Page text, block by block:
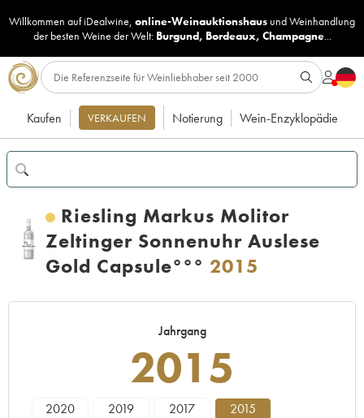
Willkommen auf iDealwine, online-Weinauktionshaus undWeinhandlung
der besten Weine der Welt: Burgund, Bordeaux, Champagne...
Kaufen VERKAUFEN Notierung Wein-Enzyklopädie
Riesling Markus Molitor
Zeltinger Sonnenuhr Auslese
Gold Capsule°°° 2015
Jahrgang
2015
2020 2019 2017 2015